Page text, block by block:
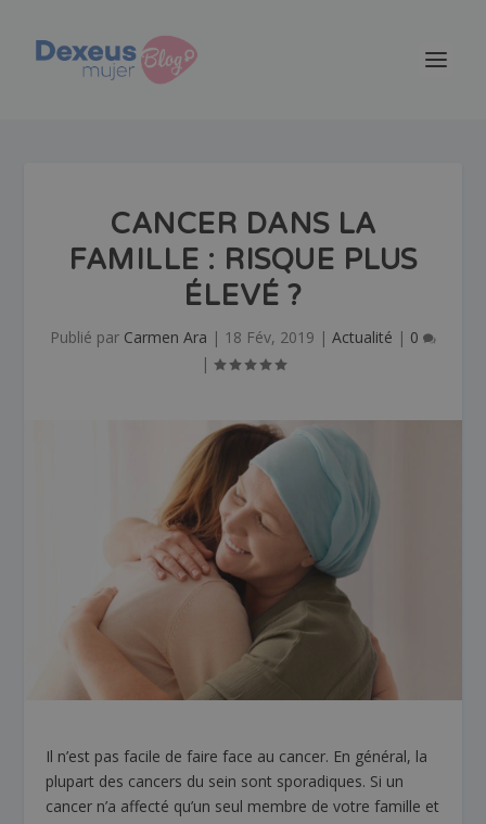
CANCER DANS LA
FAMILLE : RISQUE PLUS
ÉLEVÉ ?
Publié par Carmen Ara | 18 Fév, 2019 | Actualité | 0
|
Il n’est pas facile de faire face au cancer. En général, la
plupart des cancers du sein sont sporadiques. Si un
cancer n’a affecté qu’un seul membre de votre famille et